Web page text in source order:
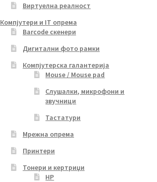
Виртуелна реалност
Компјутери и IT опрема
Barcode скенери
Дигитални фото рамки
Компјутерска галантерија
Mouse / Mouse pad
Слушалки, микрофони и
звучници
Тастатури
Мрежна опрема
Принтери
Тонери и кертриџи
HP